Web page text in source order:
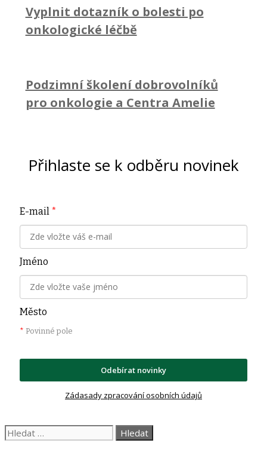
Vyplnit dotazník o bolesti po
onkologické léčbě
Podzimní školení dobrovolníků
pro onkologie a Centra Amelie
Přihlaste se k odběru novinek
E-mail *
Jméno
Město
* Povinné pole
Odebírat novinky
Zádasady zpracování osobních údajů
Hledat: